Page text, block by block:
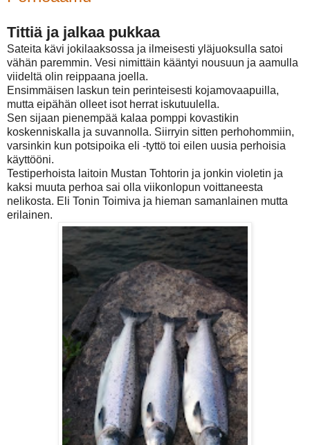
Tittiä ja jalkaa pukkaa
Sateita kävi jokilaaksossa ja ilmeisesti yläjuoksulla satoi
vähän paremmin. Vesi nimittäin kääntyi nousuun ja aamulla
viideltä olin reippaana joella.
Ensimmäisen laskun tein perinteisesti kojamovaapuilla,
mutta eipähän olleet isot herrat iskutuulella.
Sen sijaan pienempää kalaa pomppi kovastikin
koskenniskalla ja suvannolla. Siirryin sitten perhohommiin,
varsinkin kun potsipoika eli -tyttö toi eilen uusia perhoisia
käyttööni.
Testiperhoista laitoin Mustan Tohtorin ja jonkin violetin ja
kaksi muuta perhoa sai olla viikonlopun voittaneesta
nelikosta. Eli Tonin Toimiva ja hieman samanlainen mutta
erilainen.